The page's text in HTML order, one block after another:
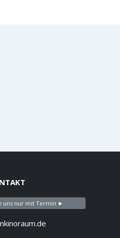
uns nur mit Termin ►